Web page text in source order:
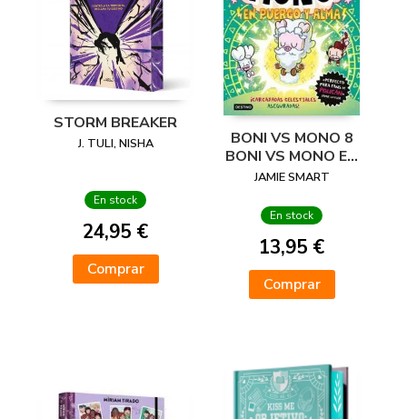
STORM BREAKER
J. TULI, NISHA
En stock
24,95 €
Comprar
BONI VS MONO 8
BONI VS MONO EN
PUERCO Y ALMA
JAMIE SMART
En stock
13,95 €
Comprar